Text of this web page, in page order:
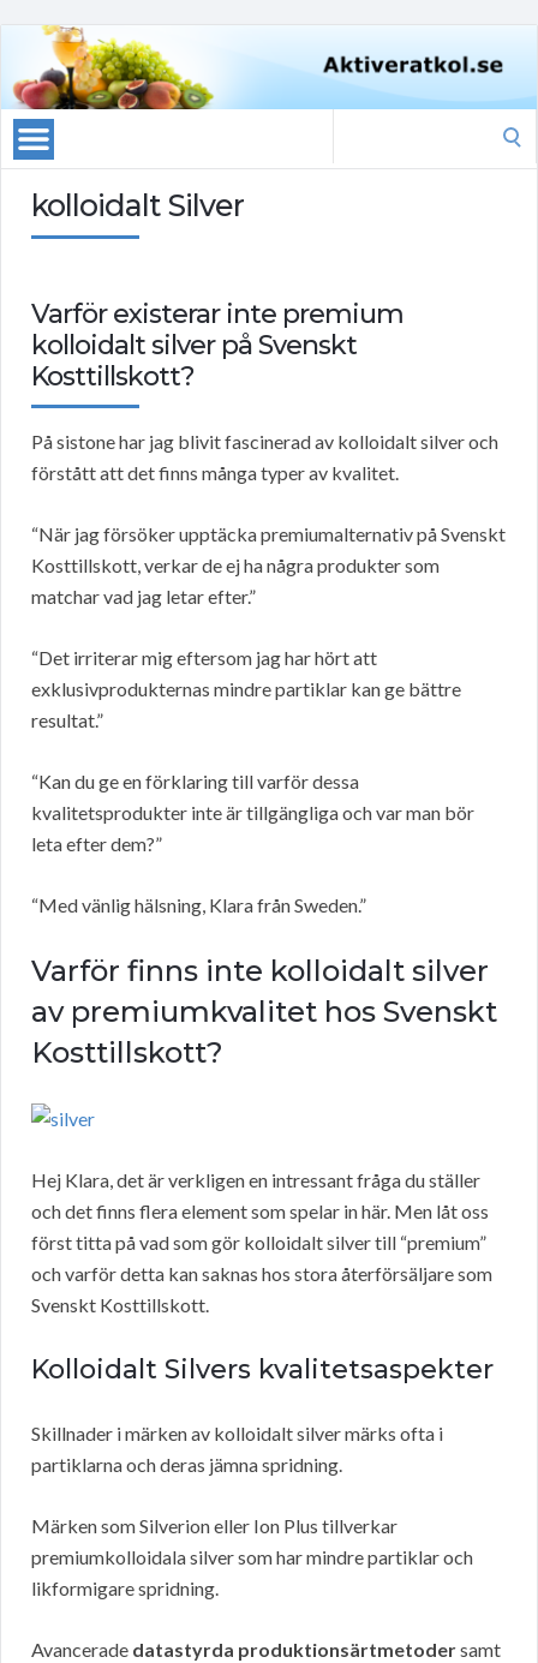
kolloidalt Silver
Varför existerar inte premium
kolloidalt silver på Svenskt
Kosttillskott?
På sistone har jag blivit fascinerad av kolloidalt silver och
förstått att det finns många typer av kvalitet.
“När jag försöker upptäcka premiumalternativ på Svenskt
Kosttillskott, verkar de ej ha några produkter som
matchar vad jag letar efter.”
“Det irriterar mig eftersom jag har hört att
exklusivprodukternas mindre partiklar kan ge bättre
resultat.”
“Kan du ge en förklaring till varför dessa
kvalitetsprodukter inte är tillgängliga och var man bör
leta efter dem?”
“Med vänlig hälsning, Klara från Sweden.”
Varför finns inte kolloidalt silver
av premiumkvalitet hos Svenskt
Kosttillskott?
Hej Klara, det är verkligen en intressant fråga du ställer
och det finns flera element som spelar in här. Men låt oss
först titta på vad som gör kolloidalt silver till “premium”
och varför detta kan saknas hos stora återförsäljare som
Svenskt Kosttillskott.
Kolloidalt Silvers kvalitetsaspekter
Skillnader i märken av kolloidalt silver märks ofta i
partiklarna och deras jämna spridning.
Märken som Silverion eller Ion Plus tillverkar
premiumkolloidala silver som har mindre partiklar och
likformigare spridning.
Avancerade datastyrda produktionsärtmetodersamt